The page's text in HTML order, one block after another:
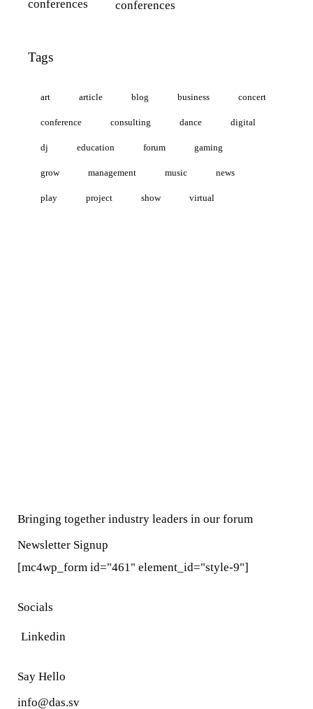
conferences
Tags
art article blog business concert
conference consulting dance digital
dj education forum gaming
grow management music news
play project show virtual
Bringing together industry leaders in our forum
Newsletter Signup
[mc4wp_form id="461" element_id="style-9"]
Socials
Linkedin
Say Hello
info@das.sv